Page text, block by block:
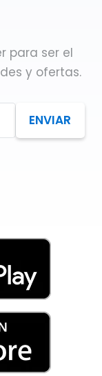
para ser el
y ofertas.
ENVIAR